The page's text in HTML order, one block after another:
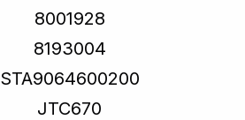
8001928
8193004
STA9064600200
JTC670